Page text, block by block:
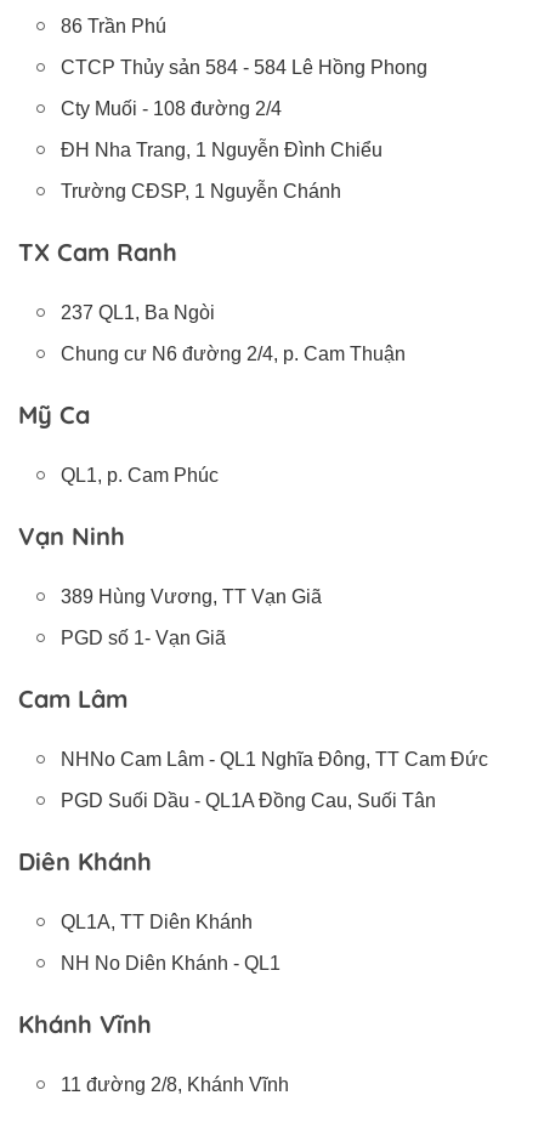
86 Trần Phú
CTCP Thủy sản 584 - 584 Lê Hồng Phong
Cty Muối - 108 đường 2/4
ĐH Nha Trang, 1 Nguyễn Đình Chiểu
Trường CĐSP, 1 Nguyễn Chánh
TX Cam Ranh
237 QL1, Ba Ngòi
Chung cư N6 đường 2/4, p. Cam Thuận
Mỹ Ca
QL1, p. Cam Phúc
Vạn Ninh
389 Hùng Vương, TT Vạn Giã
PGD số 1- Vạn Giã
Cam Lâm
NHNo Cam Lâm - QL1 Nghĩa Đông, TT Cam Đức
PGD Suối Dầu - QL1A Đồng Cau, Suối Tân
Diên Khánh
QL1A, TT Diên Khánh
NH No Diên Khánh - QL1
Khánh Vĩnh
11 đường 2/8, Khánh Vĩnh